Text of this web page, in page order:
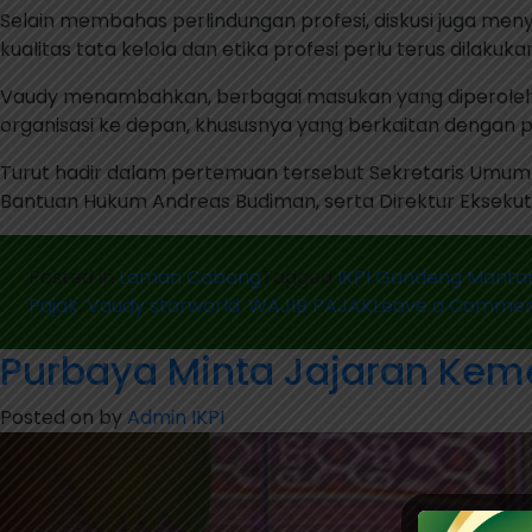
Selain membahas perlindungan profesi, diskusi juga
kualitas tata kelola dan etika profesi perlu terus
Vaudy menambahkan, berbagai masukan yang
organisasi ke depan, khususnya yang berkaitan
Turut hadir dalam pertemuan tersebut Sekretaris
Bantuan Hukum Andreas Budiman, serta Direktur
Posted in Laman CabangTagged IKPI Gandeng
Pajak, Vaudy starworld WAJIB PAJAKLeave a
Purbaya Minta Jajaran
Posted on byAdmin IKPI